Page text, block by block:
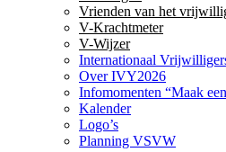
Vrienden van het
V-Krachtmeter
V-Wijzer
Internationaal
Over IVY2026
Infomomenten “Maak
Kalender
Logo’s
Planning VSVW